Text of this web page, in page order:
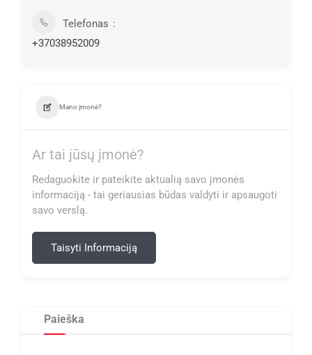
Telefonas
+37038952009
Mano įmonė?
Ar tai jūsų įmonė?
Redaguokite ir pateikite aktualią savo įmonės
informaciją - tai geriausias būdas valdyti ir apsaugoti
savo verslą.
Taisyti Informaciją
Paieška